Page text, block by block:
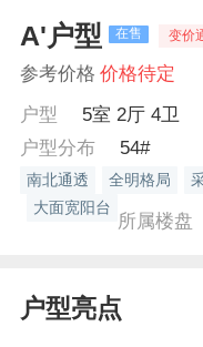
A'户型 在售 变价
参考价格 价格待定
户型
5室 2厅 4卫
户型分布
54#
南北通透 全明格局
大面宽阳台
所属楼盘
户型亮点